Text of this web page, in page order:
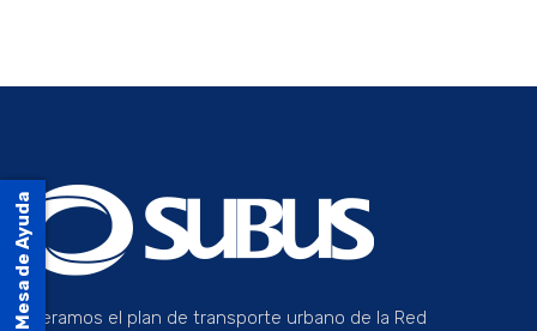
Operamos el plan de transporte urbano de la Red
Mesa de Ayuda